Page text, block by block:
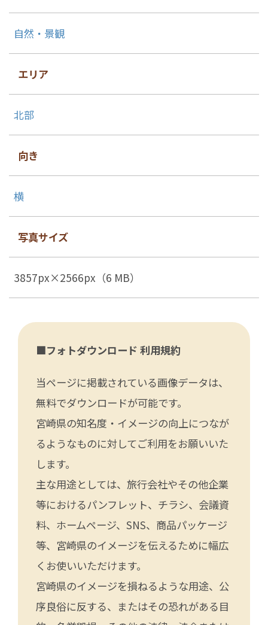
自然・景観
エリア
北部
向き
横
写真サイズ
3857px×2566px（6 MB）
■フォトダウンロード 利用規約
当ページに掲載されている画像データは、
無料でダウンロードが可能です。
宮崎県の知名度・イメージの向上につなが
るようなものに対してご利用をお願いいた
します。
主な用途としては、旅行会社やその他企業
等におけるパンフレット、チラシ、会議資
料、ホームページ、SNS、商品パッケージ
等、宮崎県のイメージを伝えるために幅広
くお使いいただけます。
宮崎県のイメージを損ねるような用途、公
序良俗に反する、またはその恐れがある目